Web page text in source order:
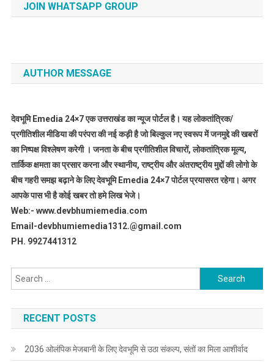
JOIN WHATSAPP GROUP
AUTHOR MESSAGE
देवभूमि Emedia 24×7 एक उत्तराखंड का न्यूज पोर्टल है। यह लोकतांत्रिक/
प्रगीतिशील मीडिया की परंपरा की नई कड़ी है जो बिल्कुल नए स्वरूप में जनमुद्दे की खबरों
का निष्पक्ष विश्लेषण करेगी । जनता के बीच प्रगीतिशील विचारों, लोकतांत्रिक मूल्य,
तार्किक क्षमता का प्रसार करना और स्थानीय, राष्ट्रीय और अंतराष्ट्रीय मुद्दों की लोगो के
बीच गहरी समझ बढ़ाने के लिए देवभूमि Emedia 24×7 पोर्टल प्रयासरत रहेगा। अगर
आपके पास भी है कोई खबर तो हमे लिख भेजे।
Web:- www.devbhumiemedia.com
Email-devbhumiemedia1312.@gmail.com
PH. 9927441312
Search
for:
RECENT POSTS
2036 ओलंपिक मेजबानी के लिए देवभूमि से उठा संकल्प, संतों का मिला आशीर्वाद